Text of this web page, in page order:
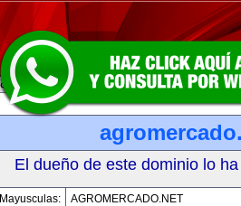
El dueño de este dominio lo
Mayusculas:
AGROMERCADO.NET